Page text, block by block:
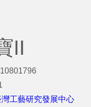
II
灣工藝研究發展中心